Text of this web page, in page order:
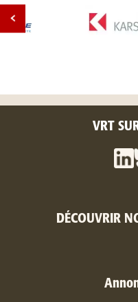
VRT
DÉCOUVRIR